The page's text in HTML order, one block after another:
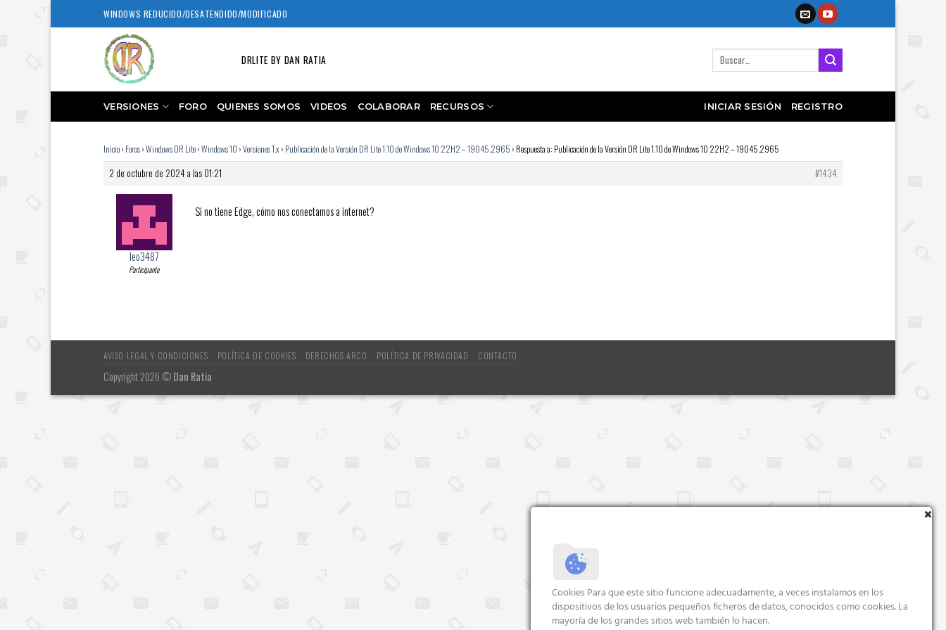
to
WINDOWS REDUCIDO/DESATENDIDO/MODIFICADO
DRLITE BY DAN RATIA
Buscar
por:
VERSIONES FORO QUIENES SOMOS VIDEOS COLABORAR RECURSOS INICIAR SESIÓN REGISTRO
Inicio› Foros›Windows DR Lite›Windows 10 ›Versiones 1.x› Publicación de la Versión DR Lite 1.10 de Windows 10 22H2 – 19045.2965 › Respuesta a: Publicación de la Versión DR Lite 1.10 de Windows 10 22H2 – 19045.2965
2 de octubre de 2024 a las 01:21 #1434
leo3487
Participante
Si no tiene Edge, cómo nos conectamos a internet?
AVISO LEGAL Y CONDICIONES POLÍTICA DE COOKIES DERECHOS ARCO POLÍTICA DE PRIVACIDAD CONTACTO
Copyright 2026 ©Dan Ratia
Cookies Para que este sitio funcione adecuadamente, a veces instalamos en los
dispositivos de los usuarios pequeños ficheros de datos, conocidos como cookies. La
mayoría de los grandes sitios web también lo hacen.